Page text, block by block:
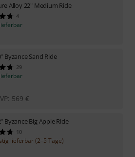
Alloy 22" Medium Ride
4
Byzance Sand Ride
29
569 €
Byzance Big Apple Ride
10
lieferbar (2–5 Tage)